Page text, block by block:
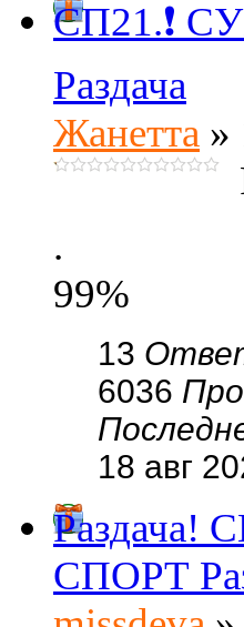
СП21.❗
Раздача
Жанетта »
.
99%
13
6036
18 авг
Раздача!
СПОРТ